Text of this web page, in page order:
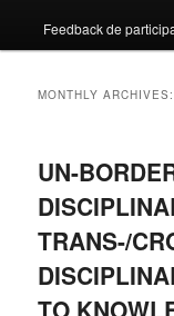
Feedback de
MONTHLY
UN-
TRANS-/